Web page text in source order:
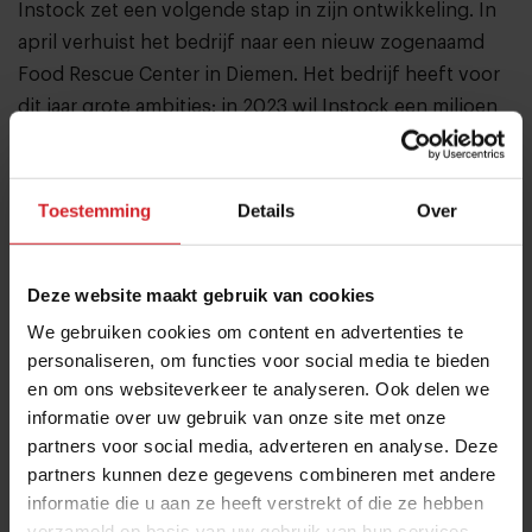
Toestemming Details Over
Deze website maakt gebruik van cookies
We gebruiken cookies om content en advertenties te
personaliseren, om functies voor social media te bieden
en om ons websiteverkeer te analyseren. Ook delen we
informatie over uw gebruik van onze site met onze
partners voor social media, adverteren en analyse. Deze
partners kunnen deze gegevens combineren met andere
informatie die u aan ze heeft verstrekt of die ze hebben
Instock zet een volgende stap in zijn ontwikkeling. In
april verhuist het bedrijf naar een nieuw zogenaamd
Food Rescue Center in Diemen. Het bedrijf heeft voor
dit jaar grote ambities: in 2023 wil Instock een miljoen
drinkafval gered.
Instock begon ooit als een restaurant waar werd
supermarkten onverkoopbaar achtten. De restaurants
zijn nu gesloten, maar Instock ging verder als
InstockMarket. Geredde producten zoals vis, vlees en
groenten worden via de eigen online
horecagroothandel weer teruggebracht in de
horecakeuken. Volgens Instock kopen momenteel in
het hele land ongeveer 400 koks in bij InstockMarket.